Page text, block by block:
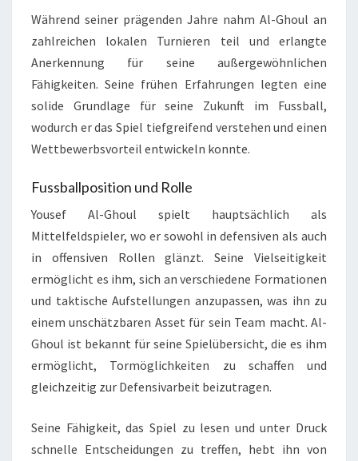
Während seiner prägenden Jahre nahm Al-Ghoul an
zahlreichen lokalen Turnieren teil und erlangte
Anerkennung für seine außergewöhnlichen
Fähigkeiten. Seine frühen Erfahrungen legten eine
solide Grundlage für seine Zukunft im Fussball,
wodurch er das Spiel tiefgreifend verstehen und einen
Wettbewerbsvorteil entwickeln konnte.
Fussballposition und Rolle
Yousef Al-Ghoul spielt hauptsächlich als
Mittelfeldspieler, wo er sowohl in defensiven als auch
in offensiven Rollen glänzt. Seine Vielseitigkeit
ermöglicht es ihm, sich an verschiedene Formationen
und taktische Aufstellungen anzupassen, was ihn zu
einem unschätzbaren Asset für sein Team macht. Al-
Ghoul ist bekannt für seine Spielübersicht, die es ihm
ermöglicht, Tormöglichkeiten zu schaffen und
gleichzeitig zur Defensivarbeit beizutragen.
Seine Fähigkeit, das Spiel zu lesen und unter Druck
schnelle Entscheidungen zu treffen, hebt ihn von